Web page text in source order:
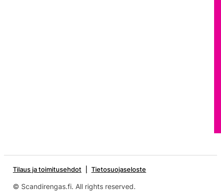
Tilaus ja toimitusehdot Tietosuojaseloste
© Scandirengas.fi. All rights reserved.